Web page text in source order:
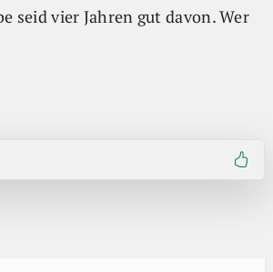
seid vier Jahren gut davon. Wer